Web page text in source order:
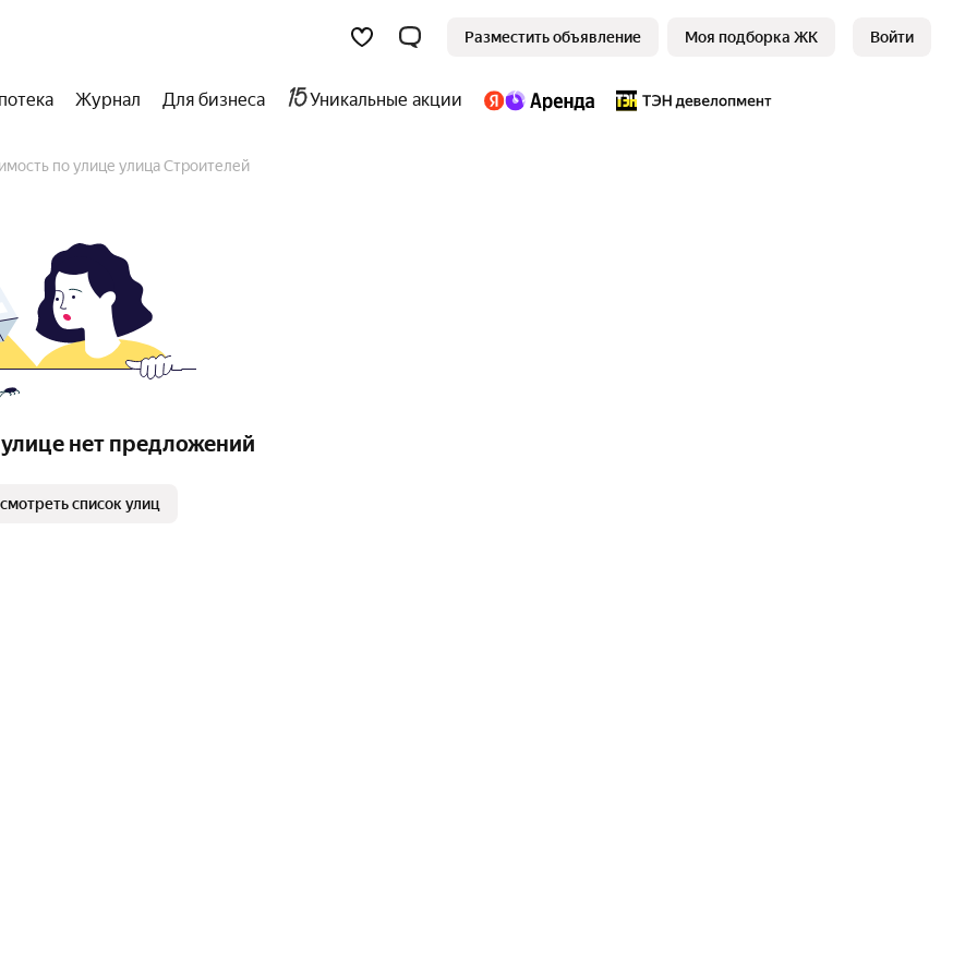
Разместить объявление Моя подборка ЖК Войти
Журнал Для бизнеса Уникальные акции
по улице улица Строителей
нет предложений
список улиц